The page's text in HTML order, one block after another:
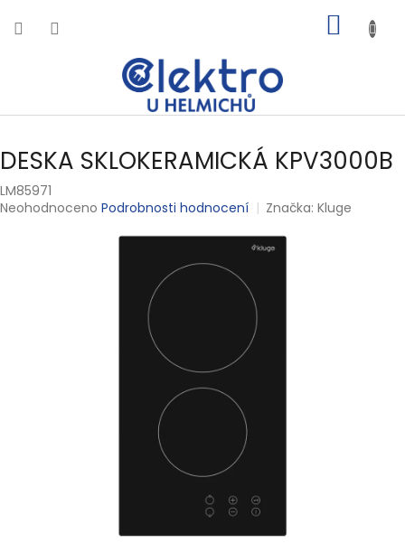
na
KOŠÍK
DESKA SKLOKERAMICKÁ KPV3000B
LM85971
Průměrné
Neohodnoceno Podrobnosti hodnocení Značka:Kluge